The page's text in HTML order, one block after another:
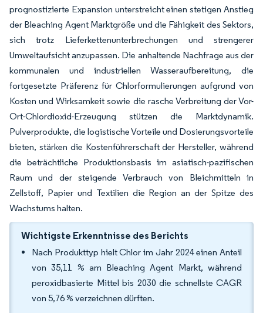
prognostizierte Expansion unterstreicht einen stetigen Anstieg
der Bleaching Agent Marktgröße und die Fähigkeit des Sektors,
sich trotz Lieferkettenunterbrechungen und strengerer
Umweltaufsicht anzupassen. Die anhaltende Nachfrage aus der
kommunalen und industriellen Wasseraufbereitung, die
fortgesetzte Präferenz für Chlorformulierungen aufgrund von
Kosten und Wirksamkeit sowie die rasche Verbreitung der Vor-
Ort-Chlordioxid-Erzeugung stützen die Marktdynamik.
Pulverprodukte, die logistische Vorteile und Dosierungsvorteile
bieten, stärken die Kostenführerschaft der Hersteller, während
die beträchtliche Produktionsbasis im asiatisch-pazifischen
Raum und der steigende Verbrauch von Bleichmitteln in
Zellstoff, Papier und Textilien die Region an der Spitze des
Wachstums halten.
Wichtigste Erkenntnisse des Berichts
Nach Produkttyp hielt Chlor im Jahr 2024 einen Anteil
von 35,11 % am Bleaching Agent Markt, während
peroxidbasierte Mittel bis 2030 die schnellste CAGR
von 5,76 % verzeichnen dürften.